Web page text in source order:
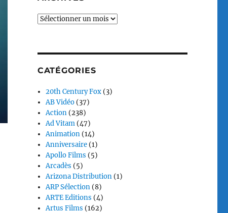
Archives
CATÉGORIES
20th Century Fox (3)
AB Vidéo (37)
Action (238)
Ad Vitam (47)
Animation (14)
Anniversaire (1)
Apollo Films (5)
Arcadès (5)
Arizona Distribution (1)
ARP Sélection (8)
ARTE Editions (4)
Artus Films (162)